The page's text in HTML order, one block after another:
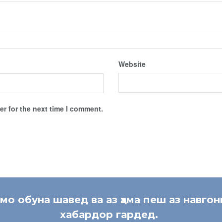
Website
for the next time I comment.
обуна шавед ва аз ҳама пеш аз
хабардор гардед.